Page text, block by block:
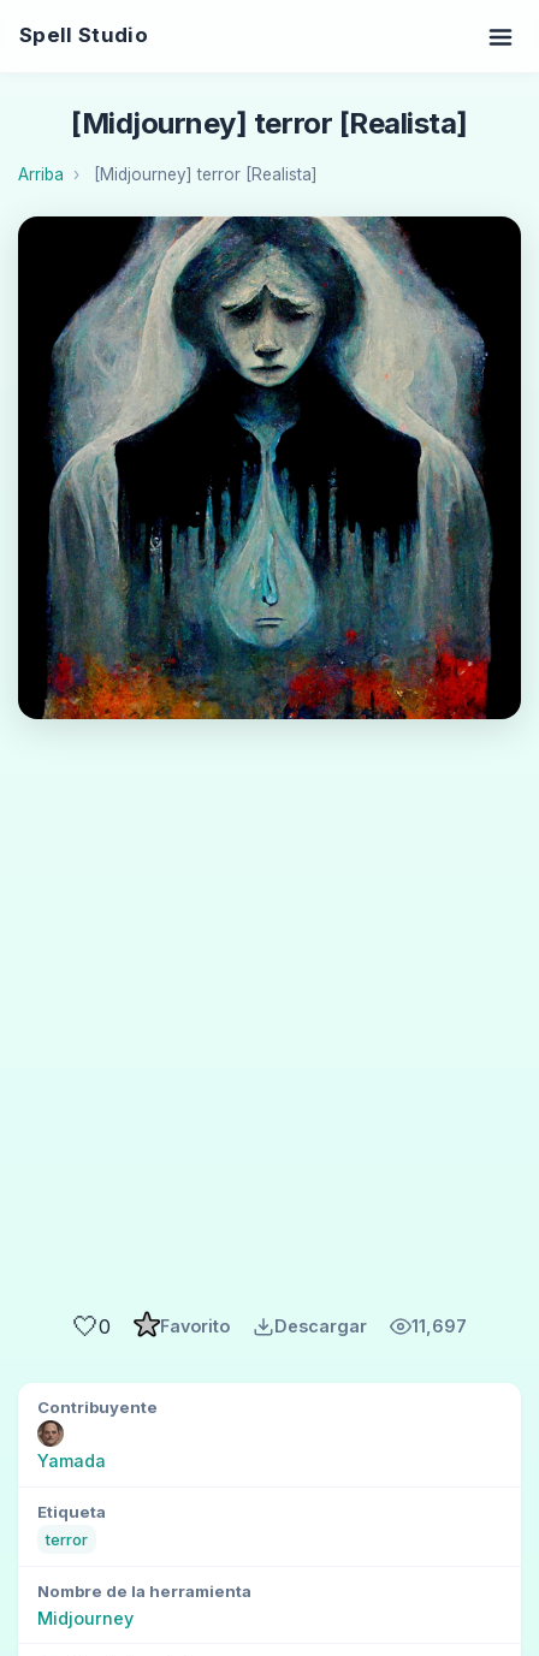
Spell Studio
[Midjourney] terror [Realista]
Arriba [Midjourney] terror [Realista]
🤍0 Favorito Descargar 11,697
Contribuyente
Yamada
Etiqueta
terror
Nombre de la herramienta
Midjourney